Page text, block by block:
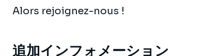
Alors rejoignez-nous !
追加インフォメーション